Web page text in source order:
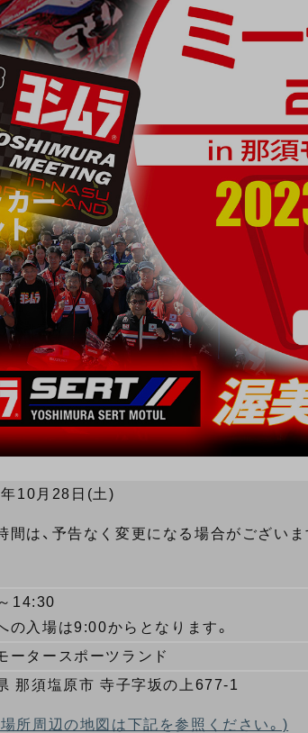
10月28日(土)
間は、予告なく変更になる場合がござい
14:30
の入場は9:00からとなります。
ータースポーツランド
那須塩原市 寺子字坂の上677-1
所周辺の地図は下記を参照ください。)